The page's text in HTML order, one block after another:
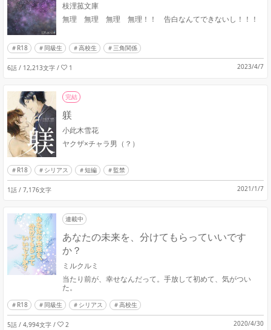
枝浬菰文庫
無理 無理 無理 無理！！ 告白なんてできないし！！！
R18 同級生 高校生 三角関係
6話 / 12,213文字 / 1 2023/4/7
完結
躾
小此木雪花
ヤクザ×チャラ男（？）
R18 シリアス 短編 監禁
1話 / 7,176文字 2021/1/7
連載中
あなたの未来を、分けてもらっていいです
か？
ミルクルミ
当たり前が、幸せなんだって。手放して初めて、気がつい
た。
R18 同級生 シリアス 高校生
5話 / 4,994文字 / 2 2020/4/30